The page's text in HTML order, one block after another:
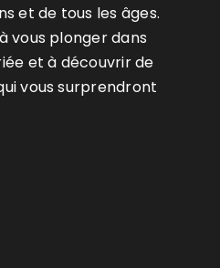
et de tous les âges.
vous plonger dans
et à découvrir de
vous surprendront